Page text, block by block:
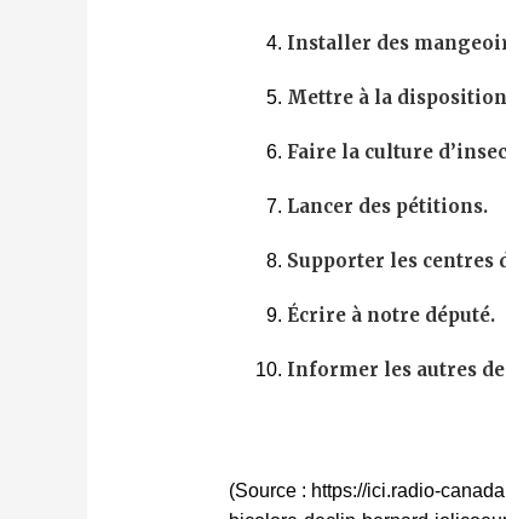
Installer des
Mettre à la disposition
Faire la culture
Lancer des pétitions.
Supporter les centres
Écrire à notre député.
Informer les autres
(Source : https://ici.radio-